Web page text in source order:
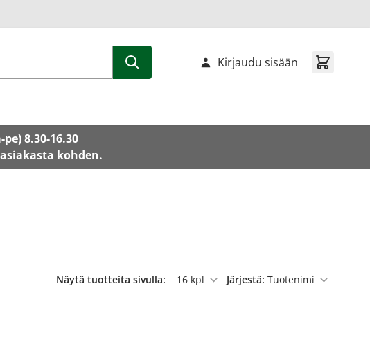
Kirjaudu sisään
8.30-16.30
kohden.
Näytä tuotteita sivulla:
per sivu
Järjestä: